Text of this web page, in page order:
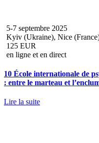
5-7 septembre 2025
Kyiv (Ukraine), Nice
125 EUR
en ligne et en direct
10 École internationale de
: entre le marteau et
Lire la suite